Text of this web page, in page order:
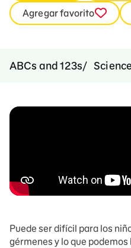
Agregar favorito
ABCs and 123s Science
Puede ser difícil para los
gérmenes y lo que